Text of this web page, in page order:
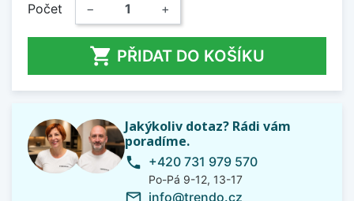
Počet − +
 PŘIDAT DO KOŠÍKU
Jakýkoliv dotaz? Rádi vám
poradíme.
phone +420 731 979 570
Po-Pá 9-12, 13-17
info@trendo.cz